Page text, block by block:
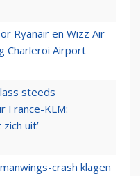
Ryanair en Wizz Air
Charleroi Airport
steeds
France-KLM:
uit’
crash klagen